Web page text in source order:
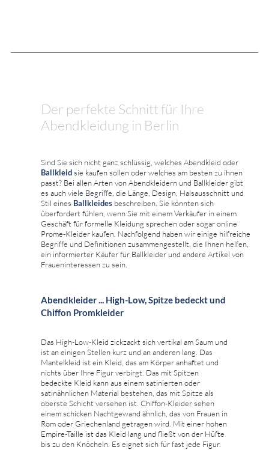
Der perfekte Schnitt für Ihre
Abendkleidung in Berlin
Sind Sie sich nicht ganz schlüssig, welches Abendkleid oder
Ballkleidsie kaufen sollen oder welches am besten zu ihnen
passt? Bei allen Arten von Abendkleidern und Ballkleider gibt
es auch viele Begriffe, die Länge, Design, Halsausschnitt und
Stil eines Ballkleides beschreiben. Sie könnten sich
überfordert fühlen, wenn Sie mit einem Verkäufer in einem
Geschäft für formelle Kleidung sprechen oder sogar online
Prome-Kleider kaufen. Nachfolgend haben wir einige hilfreiche
Begriffe und Definitionen zusammengestellt, die Ihnen helfen,
ein informierter Käufer für Ballkleider und andere Artikel von
Fraueninteressen zu sein.
Abendkleider ... High-Low, Spitze bedeckt und
Chiffon Promkleider
Das High-Low-Kleid zickzackt sich vertikal am Saum und
ist an einigen Stellen kurz und an anderen lang. Das
Mantelkleid ist ein Kleid, das am Körper anhaftet und
nichts über Ihre Figur verbirgt. Das mit Spitzen
bedeckte Kleid kann aus einem satinierten oder
satinähnlichen Material bestehen, das mit Spitze als
oberste Schicht versehen ist. Chiffon-Kleider sehen
einem schicken Nachtgewand ähnlich, das von Frauen in
Rom oder Griechenland getragen wird. Mit einer hohen
Empire-Taille ist das Kleid lang und fließt von der Hüfte
bis zu den Knöcheln. Es eignet sich für fast jede Figur.